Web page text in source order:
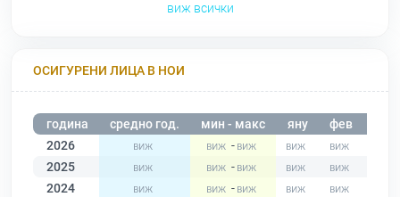
виж всички
ОСИГУРЕНИ ЛИЦА В НОИ
година средно год. мин - макс яну фев
2026
-
2025
-
2024
-